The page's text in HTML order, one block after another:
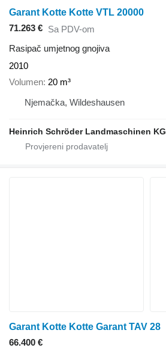
Garant Kotte Kotte VTL 20000
71.263 € Sa PDV-om
Rasipač umjetnog gnojiva
2010
Volumen 20 m³
Njemačka, Wildeshausen
Heinrich Schröder Landmaschinen KG
Garant Kotte Kotte Garant TAV 28
66.400 €